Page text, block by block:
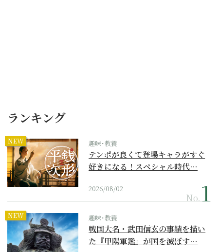
ランキング
NEW 趣味･教養
テンポが良くて登場キャラがすぐ
好きになる！スペシャル時代…
2026/08/02
No.
NEW 趣味･教養
戦国大名・武田信玄の事績を描い
た『甲陽軍鑑』が国を滅ぼす…